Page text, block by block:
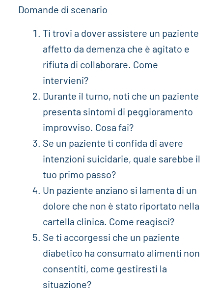
Domande di scenario
Ti trovi a dover assistere un paziente
affetto da demenza che è agitato e
rifiuta di collaborare. Come
intervieni?
Durante il turno, noti che un paziente
presenta sintomi di peggioramento
improvviso. Cosa fai?
Se un paziente ti confida di avere
intenzioni suicidarie, quale sarebbe il
tuo primo passo?
Un paziente anziano si lamenta di un
dolore che non è stato riportato nella
cartella clinica. Come reagisci?
Se ti accorgessi che un paziente
diabetico ha consumato alimenti non
consentiti, come gestiresti la
situazione?